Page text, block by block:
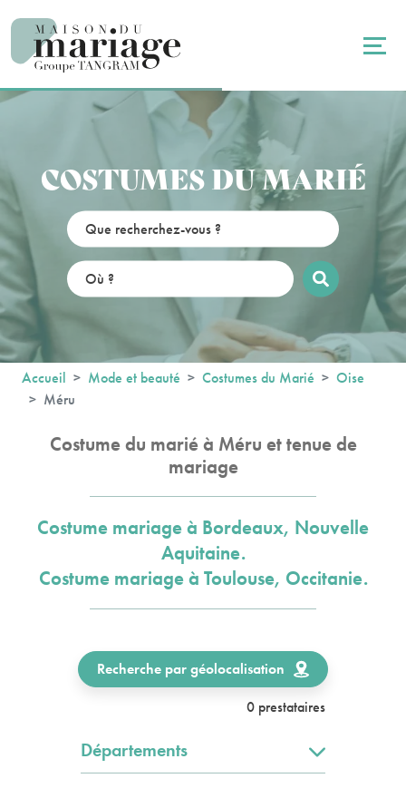
COSTUMES DU MARIÉ
Accueil Mode et beauté Costumes du Marié
Oise
Méru
Costume du marié à Méru et tenue de
mariage
Costume mariage à Bordeaux, Nouvelle
Aquitaine.
Costume mariage à Toulouse, Occitanie.
Recherche par géolocalisation
0 prestataires
Départements